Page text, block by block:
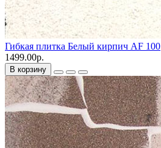
Гибкая плитка Белый кирпич AF 100
1499.00р.
В корзину